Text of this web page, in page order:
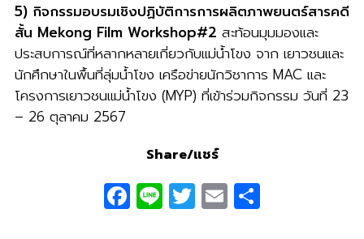
5) กิจกรรมอบรมเชิงปฏิบัติการการผลิตภาพยนตร์สารคดี
สั้น Mekong Film Workshop#2 สะท้อนมุมมองและ
ประสบการณ์ที่หลากหลายเกี่ยวกับแม่น้ำโขง จาก เยาวชนและ
นักศึกษาในพื้นที่ลุ่มน้ำโขง เครือข่ายนักวิชาการ MAC และ
โครงการเยาวชนแม่น้ำโขง (MYP) ที่เข้าร่วมกิจกรรม วันที่ 23
– 26 ตุลาคม 2567
Share/แชร์
Facebook
LineTwitter
Email